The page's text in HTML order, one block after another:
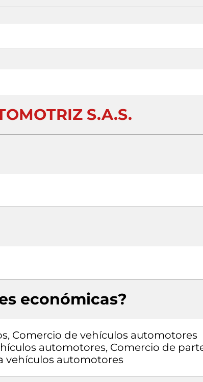
S.A.S.
económicas?
Comercio de vehículos automotores
automotores, Comercio de
vehículos automotores